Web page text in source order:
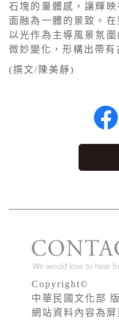
石塊的量體感，讓輝
面融為一體的景致。
以光作為主導風景氛
微妙變化，形構出帶有
(撰文/陳美靜)
Copyright©
中華民國文化部
網站資料內容為